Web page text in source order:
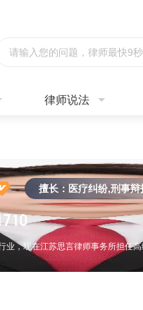
请输入您的问题，律师最快9
律师说法
擅长：医疗纠纷,刑事